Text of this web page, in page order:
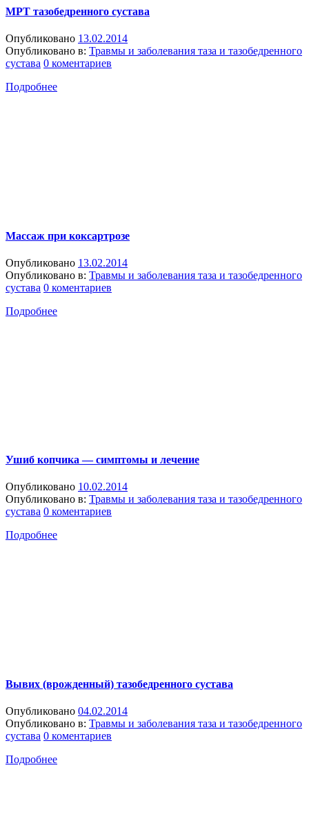
МРТ тазобедренного сустава
Опубликовано 13.02.2014
Опубликовано в: Травмы и заболевания таза и тазобедренного
сустава 0 коментариев
Подробнее
Массаж при коксартрозе
Опубликовано 13.02.2014
Опубликовано в: Травмы и заболевания таза и тазобедренного
сустава 0 коментариев
Подробнее
Ушиб копчика — симптомы и лечение
Опубликовано 10.02.2014
Опубликовано в: Травмы и заболевания таза и тазобедренного
сустава 0 коментариев
Подробнее
Вывих (врожденный) тазобедренного сустава
Опубликовано 04.02.2014
Опубликовано в: Травмы и заболевания таза и тазобедренного
сустава 0 коментариев
Подробнее